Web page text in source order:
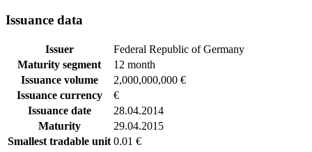
Issuance data
Issuer
Federal Republic of Germany
Maturity segment
12 month
Issuance volume
2,000,000,000 €
Issuance currency
€
Issuance date
28.04.2014
Maturity
29.04.2015
Smallest tradable unit 0.01 €